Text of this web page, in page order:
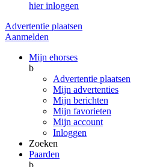
hier inloggen
Advertentie plaatsen
Aanmelden
Mijn ehorses
b
Advertentie plaatsen
Mijn advertenties
Mijn berichten
Mijn favorieten
Mijn account
Inloggen
Zoeken
Paarden
b